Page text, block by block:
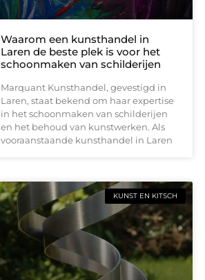
Waarom een kunsthandel in
Laren de beste plek is voor het
schoonmaken van schilderijen
Marquant Kunsthandel, gevestigd in
Laren, staat bekend om haar expertise
in het schoonmaken van schilderijen
en het behoud van kunstwerken. Als
vooraanstaande kunsthandel in Laren
KUNST EN KITSCH